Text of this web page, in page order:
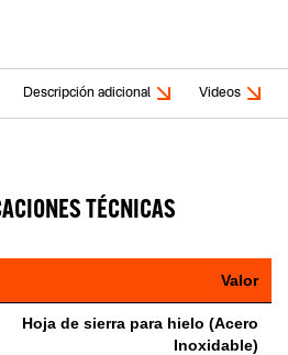
Descripción adicional Videos
TÉCNICAS
Valor
Hoja de sierra para hielo (Acero
Inoxidable)